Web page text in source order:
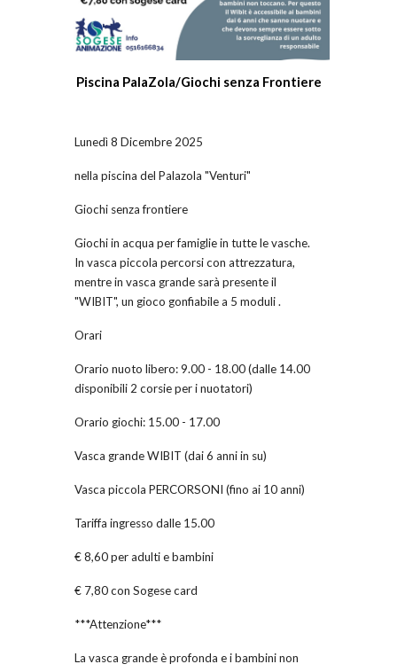
Piscina PalaZola/Giochi senza Frontiere
Lunedì 8 Dicembre 2025
nella piscina del Palazola "Venturi"
Giochi senza frontiere
Giochi in acqua per famiglie in tutte le vasche.
In vasca piccola percorsi con attrezzatura,
mentre in vasca grande sarà presente il
"WIBIT", un gioco gonfiabile a 5 moduli .
Orari
Orario nuoto libero: 9.00 - 18.00 (dalle 14.00
disponibili 2 corsie per i nuotatori)
Orario giochi: 15.00 - 17.00
Vasca grande WIBIT (dai 6 anni in su)
Vasca piccola PERCORSONI (fino ai 10 anni)
Tariffa ingresso dalle 15.00
€ 8,60 per adulti e bambini
€ 7,80 con Sogese card
***Attenzione***
La vasca grande è profonda e i bambini non